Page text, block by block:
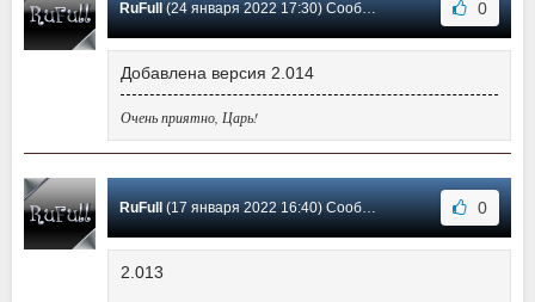
RuFull(24 января 2022 17:30) Сообщение #150 0
Добавлена версия 2.014
Очень приятно, Царь!
RuFull(17 января 2022 16:40) Сообщение #149 0
2.013